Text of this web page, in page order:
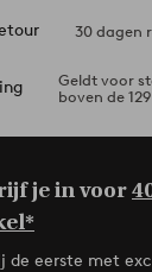
30 dagen
Geldt voor
boven de 129
je in voor
de eerste met